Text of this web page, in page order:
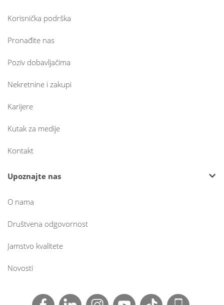
Korisnička podrška
Pronađite nas
Poziv dobavljačima
Nekretnine i zakupi
Karijere
Kutak za medije
Kontakt
Upoznajte nas
O nama
Društvena odgovornost
Jamstvo kvalitete
Novosti